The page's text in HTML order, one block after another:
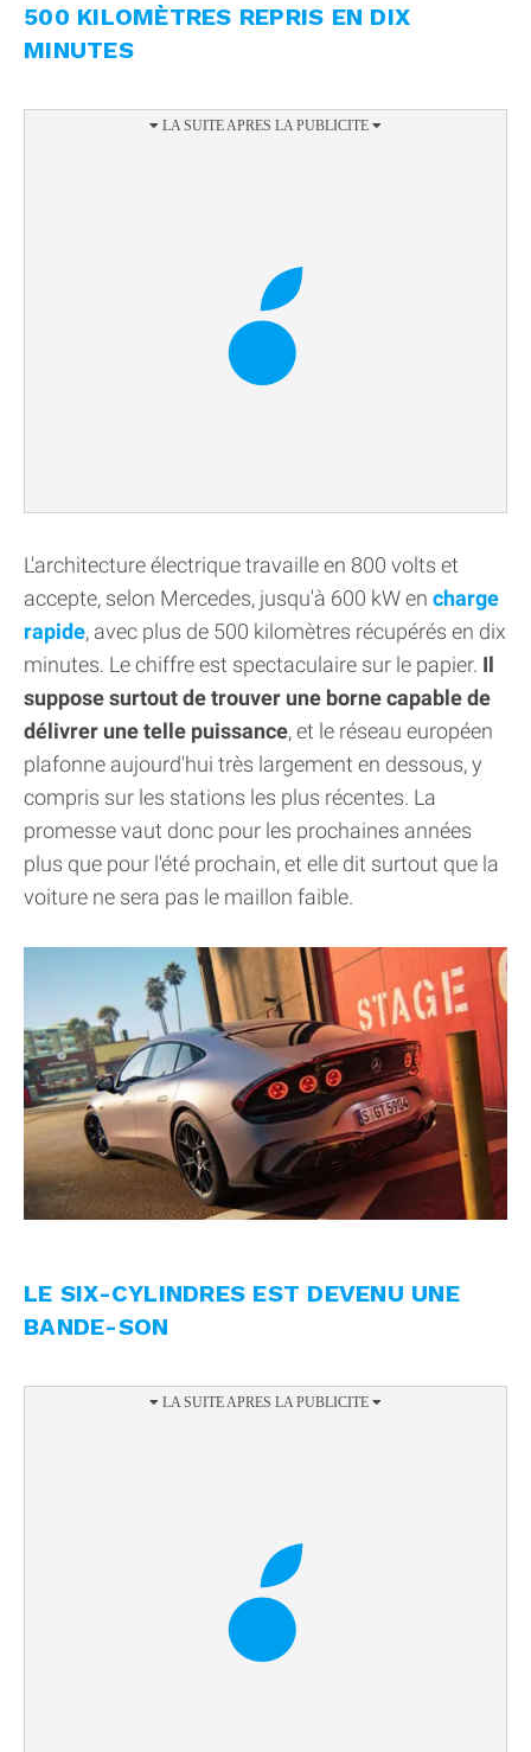
500 KILOMÈTRES REPRIS EN DIX
MINUTES
L'architecture électrique travaille en 800 volts et
accepte, selon Mercedes, jusqu'à 600 kW en charge
rapide, avec plus de 500 kilomètres récupérés en dix
minutes. Le chiffre est spectaculaire sur le papier. Il
suppose surtout de trouver une borne capable de
délivrer une telle puissance, et le réseau européen
plafonne aujourd'hui très largement en dessous, y
compris sur les stations les plus récentes. La
promesse vaut donc pour les prochaines années
plus que pour l'été prochain, et elle dit surtout que la
voiture ne sera pas le maillon faible.
LE SIX-CYLINDRES EST DEVENU UNE
BANDE-SON